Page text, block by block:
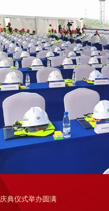
典仪式举办圆满